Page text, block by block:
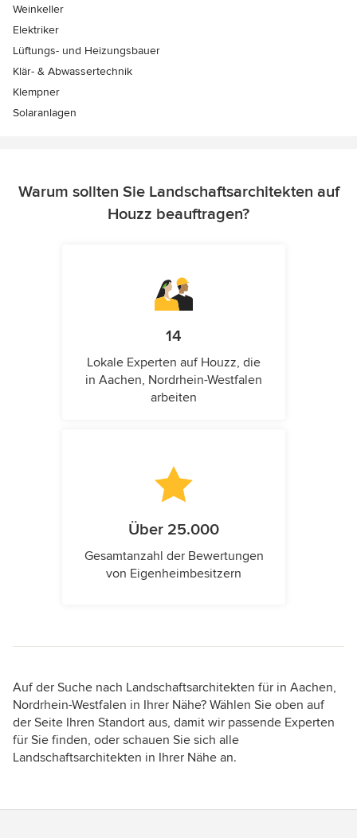
Weinkeller
Elektriker
Lüftungs- und Heizungsbauer
Klär- & Abwassertechnik
Klempner
Solaranlagen
Warum sollten Sie Landschaftsarchitekten auf
Houzz beauftragen?
14
Lokale Experten auf Houzz, die
in Aachen, Nordrhein-Westfalen
arbeiten
Über 25.000
Gesamtanzahl der Bewertungen
von Eigenheimbesitzern
Auf der Suche nach Landschaftsarchitekten für in Aachen,
Nordrhein-Westfalen in Ihrer Nähe? Wählen Sie oben auf
der Seite Ihren Standort aus, damit wir passende Experten
für Sie finden, oder schauen Sie sich alle
Landschaftsarchitekten in Ihrer Nähe an.